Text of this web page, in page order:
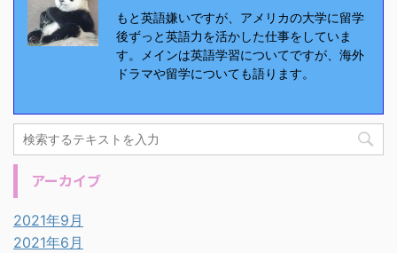
もと英語嫌いですが、アメリカの大学に留学
後ずっと英語力を活かした仕事をしていま
す。メインは英語学習についてですが、海外
ドラマや留学についても語ります。
アーカイブ
2021年9月
2021年6月